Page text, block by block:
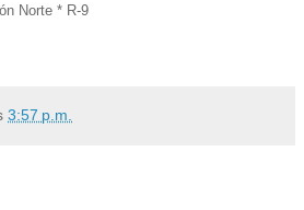
Norte * R-9
3:57 p.m.